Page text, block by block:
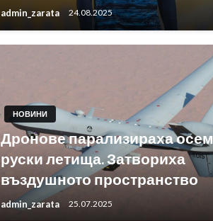
admin_zarata 24.08.2025
НОВИНИ
Дронове парализираха осем
руски летища. Затвориха
въздушното пространство
admin_zarata 25.07.2025